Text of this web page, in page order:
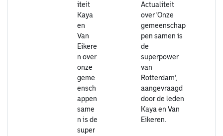
iteit
Kaya
en
Van
Eikere
n over
onze
geme
ensch
appen
same
n is de
super
Actualiteit
over 'Onze
gemeenschap
pen samen is
de
superpower
van
Rotterdam',
aangevraagd
door de leden
Kaya en Van
Eikeren.